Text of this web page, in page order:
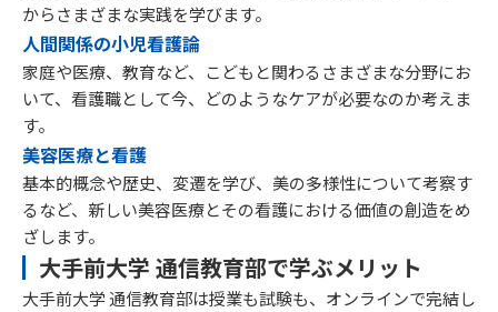
からさまざまな実践を学びます。
人間関係の小児看護論
家庭や医療、教育など、こどもと関わるさまざまな分野にお
いて、看護職として今、どのようなケアが必要なのか考えま
す。
美容医療と看護
基本的概念や歴史、変遷を学び、美の多様性について考察す
るなど、新しい美容医療とその看護における価値の創造をめ
ざします。
大手前大学 通信教育部で学ぶメリット
大手前大学 通信教育部は授業も試験も、オンラインで完結し